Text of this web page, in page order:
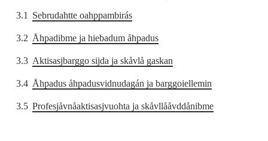
3.1 Sebrudahtte oahppambirás
3.2 Åhpadibme ja hiebadum åhpadus
3.3 Aktisasjbarggo sijda ja skåvlå gaskan
3.4 Åhpadus åhpadusvidnudagán ja barggoiellemin
3.5 Profesjåvnåaktisasjvuohta ja skåvllååvddånibme